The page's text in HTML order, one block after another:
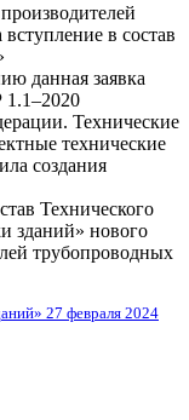
в состав
данная заявка
1.1–2020
Технические
технические
создания
Технического
зданий» нового
трубопроводных
27 февраля 2024